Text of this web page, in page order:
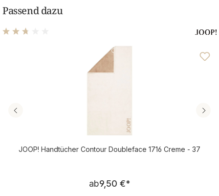
Passend dazu
Durchschnittliche Bewertung von 2.75 von 5 Sternen
JOOP! Handtücher Contour Doubleface 1716 Creme - 37
Regulärer Preis:
ab9,50 €*